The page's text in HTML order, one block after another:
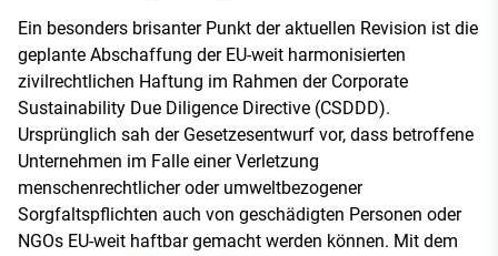
Ein besonders brisanter Punkt der aktuellen Revision ist die
geplante Abschaffung der EU-weit harmonisierten
zivilrechtlichen Haftung im Rahmen der Corporate
Sustainability Due Diligence Directive (CSDDD).
Ursprünglich sah der Gesetzesentwurf vor, dass betroffene
Unternehmen im Falle einer Verletzung
menschenrechtlicher oder umweltbezogener
Sorgfaltspflichten auch von geschädigten Personen oder
NGOs EU-weit haftbar gemacht werden können. Mit dem